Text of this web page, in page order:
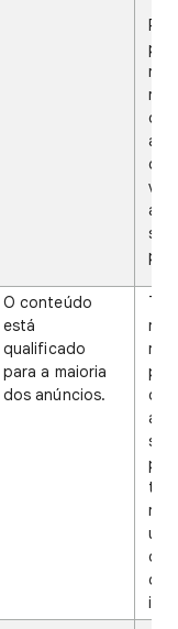
O conteúdo
está
qualificado
para a maioria
dos anúncios.
ou